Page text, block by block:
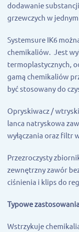
dodawanie
grzewczych w
Systemsure IK6
chemikaliów. Jest
termoplastycznych,
gamą chemikaliów
być stosowany do
Opryskiwacz /
lanca natryskowa
wyłączania oraz filtr
Przezroczysty
zewnętrzny zawór
ciśnienia i klips do
Typowe
Wstrzykuje